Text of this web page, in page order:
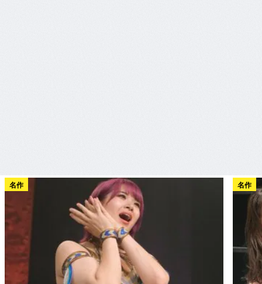
名作 名作